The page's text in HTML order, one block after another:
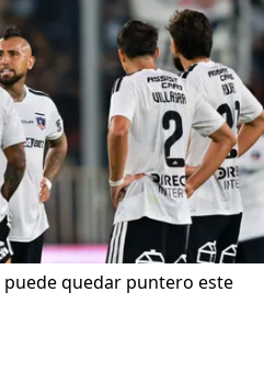
puede quedar puntero este